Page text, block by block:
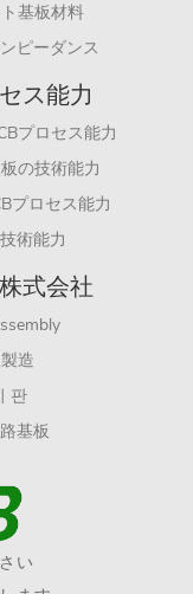
基板材料
ピーダンス
ス能力
プロセス能力
の技術能力
プロセス能力
術能力
式会社
造
판
基板
い